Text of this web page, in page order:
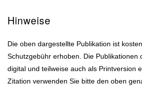
Hinweise
Die oben dargestellte Publikation ist
Schutzgebühr erhoben. Die Publikationen
digital und teilweise auch als Printversion
Zitation verwenden Sie bitte den oben